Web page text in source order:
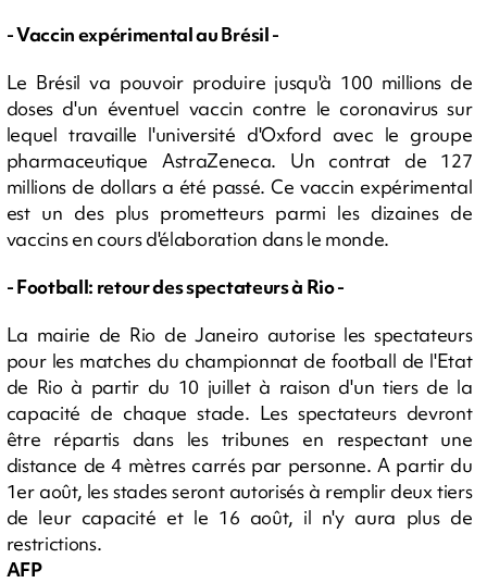
- Vaccin expérimental au Brésil -
Le Brésil va pouvoir produire jusqu'à 100 millions de
doses d'un éventuel vaccin contre le coronavirus sur
lequel travaille l'université d'Oxford avec le groupe
pharmaceutique AstraZeneca. Un contrat de 127
millions de dollars a été passé. Ce vaccin expérimental
est un des plus prometteurs parmi les dizaines de
vaccins en cours d'élaboration dans le monde.
- Football: retour des spectateurs à Rio -
La mairie de Rio de Janeiro autorise les spectateurs
pour les matches du championnat de football de l'Etat
de Rio à partir du 10 juillet à raison d'un tiers de la
capacité de chaque stade. Les spectateurs devront
être répartis dans les tribunes en respectant une
distance de 4 mètres carrés par personne. A partir du
1er août, les stades seront autorisés à remplir deux tiers
de leur capacité et le 16 août, il n'y aura plus de
restrictions.
AFP